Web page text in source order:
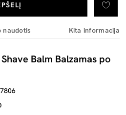
naudotis Kita informacija
Balm Balzamas po